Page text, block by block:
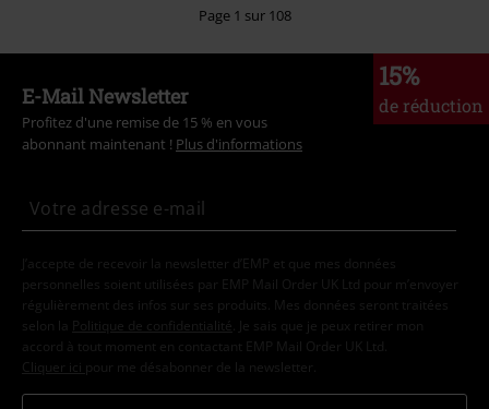
Page 1 sur 108
15%
de réduction
E-Mail Newsletter
Profitez d'une remise de 15 % en vous
abonnant maintenant ! Plus d'informations
J’accepte de recevoir la newsletter d’EMP et que mes données
personnelles soient utilisées par EMP Mail Order UK Ltd pour m’envoyer
régulièrement des infos sur ses produits. Mes données seront traitées
selon la
Politique de confidentialité . Je sais que je peux retirer mon
accord à tout moment en contactant EMP Mail Order UK Ltd.
Cliquer ici pour me désabonner de la newsletter.